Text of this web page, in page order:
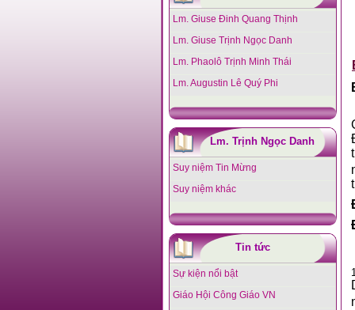
Lm. Giuse Đinh Quang Thịnh
Lm. Giuse Trịnh Ngọc Danh
Lm. Phaolô Trịnh Minh Thái
Lm. Augustin Lê Quý Phi
Lm. Trịnh Ngọc Danh
Suy niệm Tin Mừng
Suy niệm khác
Tin tức
Sự kiện nổi bật
Giáo Hội Công Giáo VN